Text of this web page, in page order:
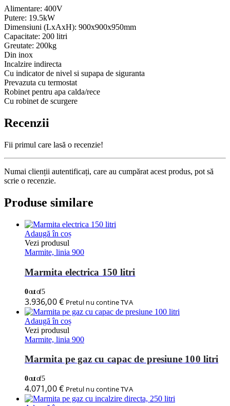
Alimentare: 400V
Putere: 19.5kW
Dimensiuni (LxAxH): 900x900x950mm
Capacitate: 200 litri
Greutate: 200kg
Din inox
Incalzire indirecta
Cu indicator de nivel si supapa de siguranta
Prevazuta cu termostat
Robinet pentru apa calda/rece
Cu robinet de scurgere
Recenzii
Fii primul care lasă o recenzie!
Numai clienții autentificați, care au cumpărat acest produs, pot să
scrie o recenzie.
Produse similare
Adaugă în coș
Vezi produsul
Marmite, linia 900
Marmita electrica 150 litri
0out of 5
3.936,00€ Pretul nu contine TVA
Adaugă în coș
Vezi produsul
Marmite, linia 900
Marmita pe gaz cu capac de presiune 100 litri
0out of 5
4.071,00€ Pretul nu contine TVA